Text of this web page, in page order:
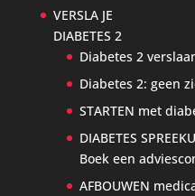
VERSLA JE
DIABETES 2
Diabetes 2
Diabetes 2: geen
STARTEN met
DIABETES
Boek een
AFBOUWEN